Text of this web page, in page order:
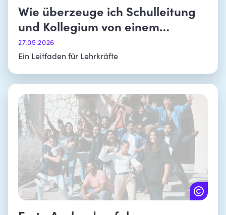
Wie überzeuge ich Schulleitung
und Kollegium von einem
Schüleraustausch?
27.05.2026
Ein Leitfaden für Lehrkräfte